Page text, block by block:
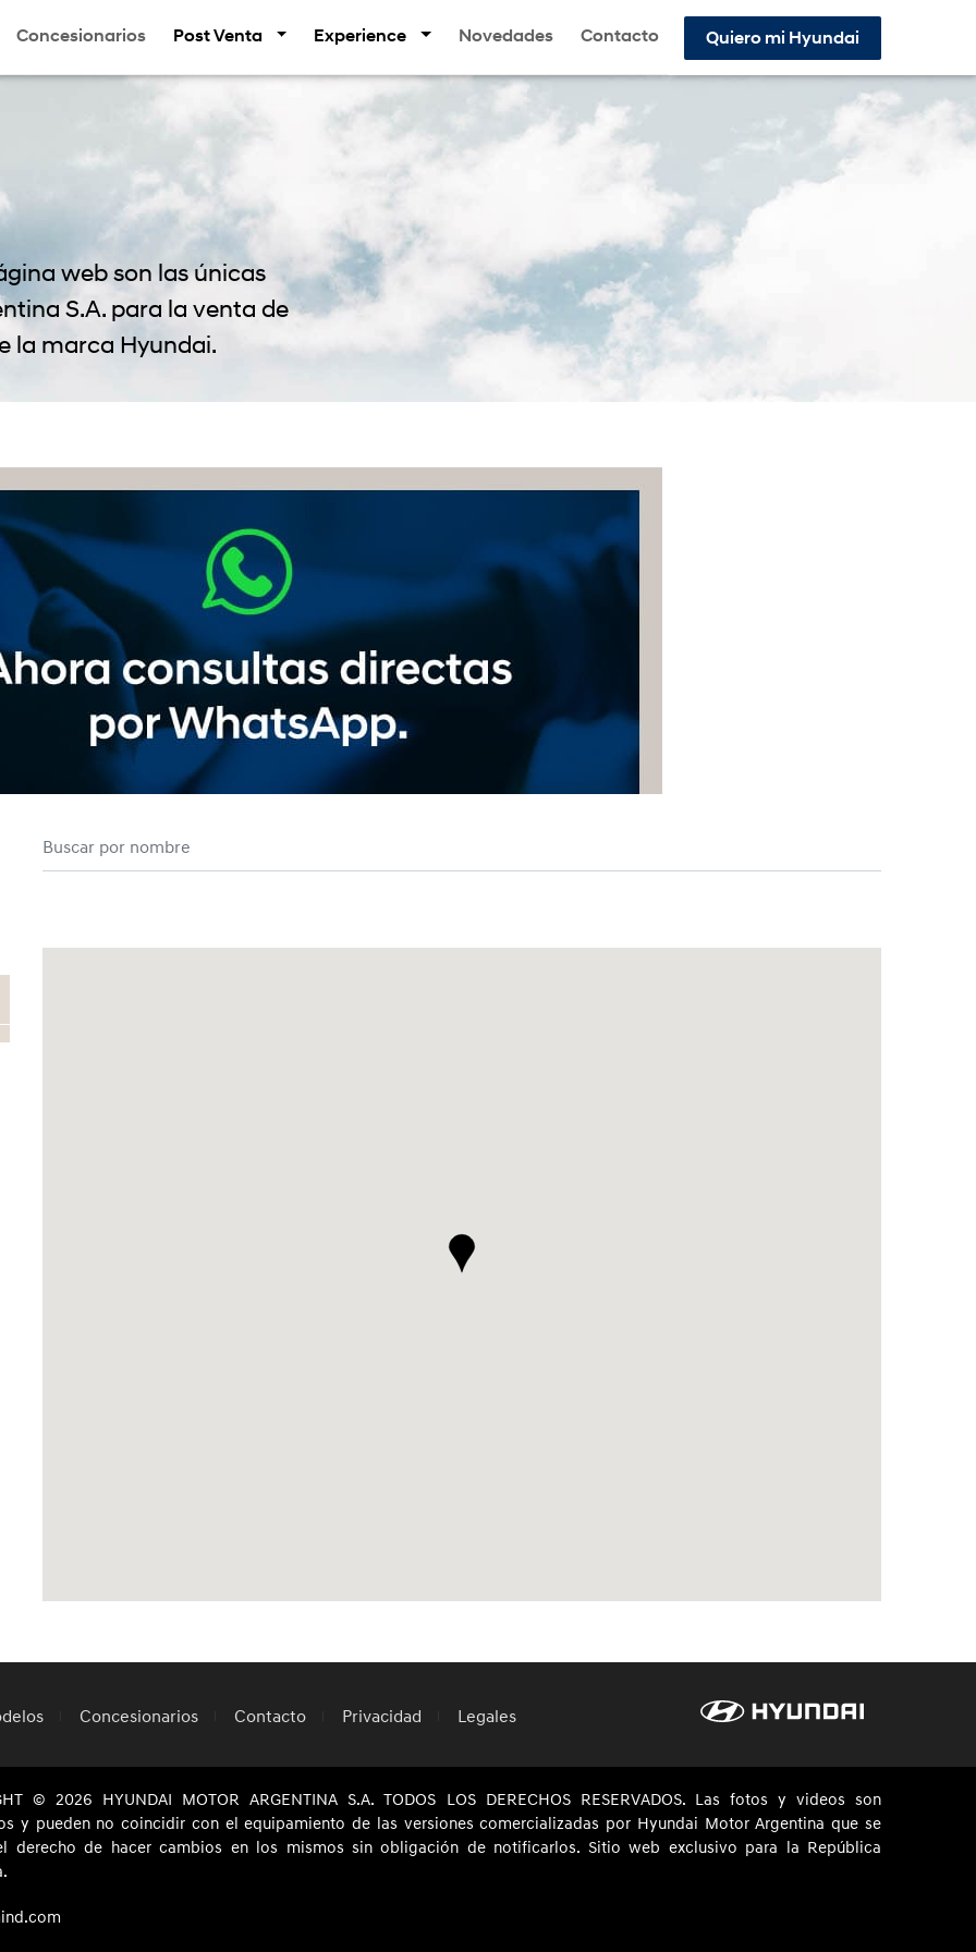
Concesionarios Post Venta Experience Novedades Contacto Quiero mi Hyundai
web son las únicas
S.A. para la venta de
la marca Hyundai.
Concesionarios Contacto Privacidad Legales
© 2026 HYUNDAI MOTOR ARGENTINA S.A. TODOS LOS DERECHOS RESERVADOS. Las fotos y videos son
y pueden no coincidir con el equipamiento de las versiones comercializadas por Hyundai Motor Argentina que se
derecho de hacer cambios en los mismos sin obligación de notificarlos. Sitio web exclusivo para la República